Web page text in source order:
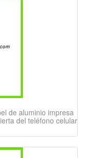
de aluminio impresa
del teléfono celular